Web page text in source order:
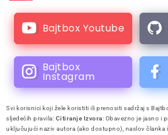
Bajtbox Youtube
Bajtbox
Instagram
Svi korisnici koji žele koristiti ili prenositi sadržaj s
sljedećih pravila: Citiranje Izvora: Obavezno je jasno i
uključujući naziv autora (ako dostupno), naslov članka